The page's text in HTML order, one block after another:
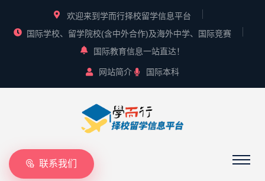
欢迎来到学而行择校留学信息平台
国际学校、留学院校(含中外合作)及海外中学、国际竞赛
国际教育信息一站直达！
网站简介 国际本科
联系我们